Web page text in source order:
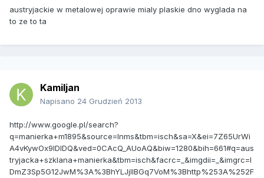
austryjackie w metalowej oprawie mialy plaskie dno wyglada na
to ze to ta
Kamiljan
Napisano 24 Grudzień 2013
http://www.google.pl/search?
q=manierka+m1895&source=lnms&tbm=isch&sa=X&ei=7Z65UrWi
A4vKywOx9IDIDQ&ved=0CAcQ_AUoAQ&biw=1280&bih=661#q=aus
tryjacka+szklana+manierka&tbm=isch&facrc=_&imgdii=_&imgrc=I
DmZ3Sp5G12JwM%3A%3BhYLJjIIBGq7VoM%3Bhttp%253A%252F